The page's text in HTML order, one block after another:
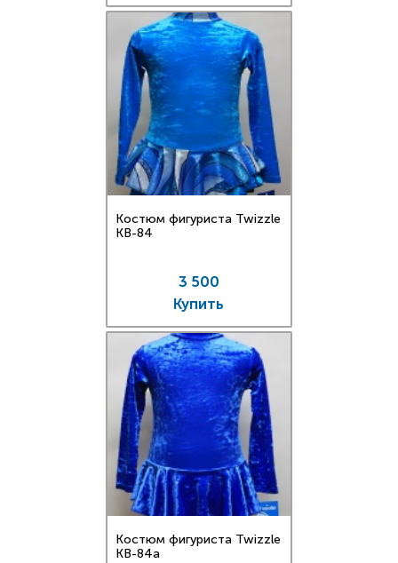
Костюм фигуриста Twizzle
KB-84
3 500
Купить
Костюм фигуриста Twizzle
KB-84a